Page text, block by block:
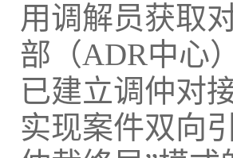
用调解员获取
部（ADR中心
已建立调仲对
实现案件双向